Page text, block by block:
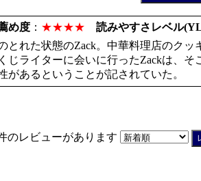
め度 ： ★★★★
読みやすさレベル
とれた状態のZack。中華料理店のク
じライターに会いに行ったZackは、
があるということが記されていた。
のレビューがあります